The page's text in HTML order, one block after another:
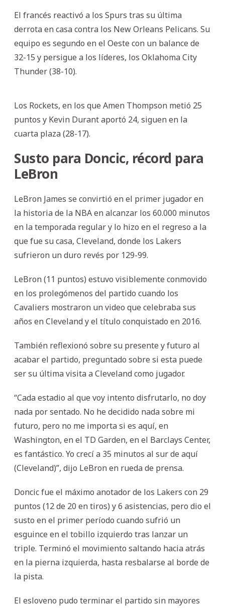
El francés reactivó a los Spurs tras su última
derrota en casa contra los New Orleans Pelicans. Su
equipo es segundo en el Oeste con un balance de
32-15 y persigue a los líderes, los Oklahoma City
Thunder (38-10).
Los Rockets, en los que Amen Thompson metió 25
puntos y Kevin Durant aportó 24, siguen en la
cuarta plaza (28-17).
Susto para Doncic, récord para
LeBron
LeBron James se convirtió en el primer jugador en
la historia de la NBA en alcanzar los 60.000 minutos
en la temporada regular y lo hizo en el regreso a la
que fue su casa, Cleveland, donde los Lakers
sufrieron un duro revés por 129-99.
LeBron (11 puntos) estuvo visiblemente conmovido
en los prolegómenos del partido cuando los
Cavaliers mostraron un video que celebraba sus
años en Cleveland y el título conquistado en 2016.
También reflexionó sobre su presente y futuro al
acabar el partido, preguntado sobre si esta puede
ser su última visita a Cleveland como jugador.
“Cada estadio al que voy intento disfrutarlo, no doy
nada por sentado. No he decidido nada sobre mi
futuro, pero no me importa si es aquí, en
Washington, en el TD Garden, en el Barclays Center,
es fantástico. Yo crecí a 35 minutos al sur de aquí
(Cleveland)”, dijo LeBron en rueda de prensa.
Doncic fue el máximo anotador de los Lakers con 29
puntos (12 de 20 en tiros) y 6 asistencias, pero dio el
susto en el primer período cuando sufrió un
esguince en el tobillo izquierdo tras lanzar un
triple. Terminó el movimiento saltando hacia atrás
en la pierna izquierda, hasta resbalarse al borde de
la pista.
El esloveno pudo terminar el partido sin mayores